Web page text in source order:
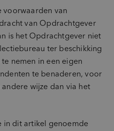
voorwaarden van
van Opdrachtgever
is het Opdrachtgever niet
ter beschikking
nemen in een eigen
te benaderen, voor
wijze dan via het
in dit artikel genoemde